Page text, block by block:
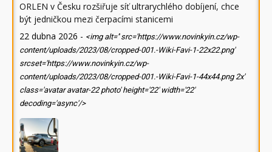
ORLEN v Česku rozšiřuje síť ultrarychlého dobíjení, chce
být jedničkou mezi čerpacími stanicemi
22 dubna 2026 - <img alt='' src='https://www.novinkyin.cz/wp-
content/uploads/2023/08/cropped-001.-Wiki-Favi-1-22x22.png'
srcset='https://www.novinkyin.cz/wp-
content/uploads/2023/08/cropped-001.-Wiki-Favi-1-44x44.png 2x'
class='avatar avatar-22 photo' height='22' width='22'
decoding='async'/>